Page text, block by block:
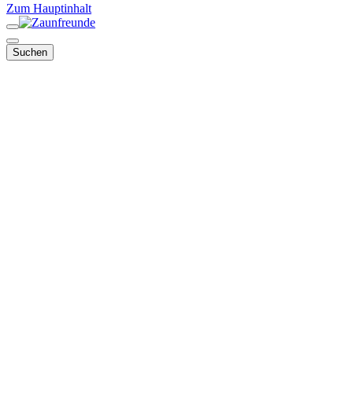
Zum Hauptinhalt
Suchen